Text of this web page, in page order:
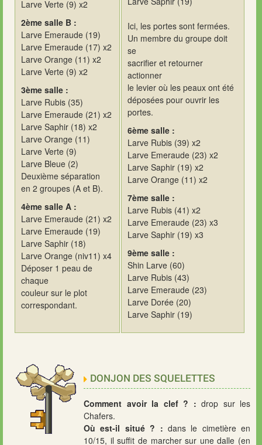
Larve Verte (9) x2
2ème salle B :
Larve Emeraude (19)
Larve Emeraude (17) x2
Larve Orange (11) x2
Larve Verte (9) x2
3ème salle :
Larve Rubis (35)
Larve Emeraude (21) x2
Larve Saphir (18) x2
Larve Orange (11)
Larve Verte (9)
Larve Bleue (2)
Deuxième séparation
en 2 groupes (A et B).
4ème salle A :
Larve Emeraude (21) x2
Larve Emeraude (19)
Larve Saphir (18)
Larve Orange (niv11) x4
Déposer 1 peau de
chaque
couleur sur le plot
correspondant.
Ici, les portes sont fermées.
Un membre du groupe doit
se
sacrifier et retourner
actionner
le levier où les peaux ont été
déposées pour ouvrir les
portes.
6ème salle :
Larve Rubis (39) x2
Larve Emeraude (23) x2
Larve Saphir (19) x2
Larve Orange (11) x2
7ème salle :
Larve Rubis (41) x2
Larve Emeraude (23) x3
Larve Saphir (19) x3
9ème salle :
Shin Larve (60)
Larve Rubis (43)
Larve Emeraude (23)
Larve Dorée (20)
Larve Saphir (19)
DONJON DES SQUELETTES
Comment avoir la clef ? : drop sur les
Chafers.
Où est-il situé ? : dans le cimetière en
10/15, il suffit de marcher sur une dalle (en